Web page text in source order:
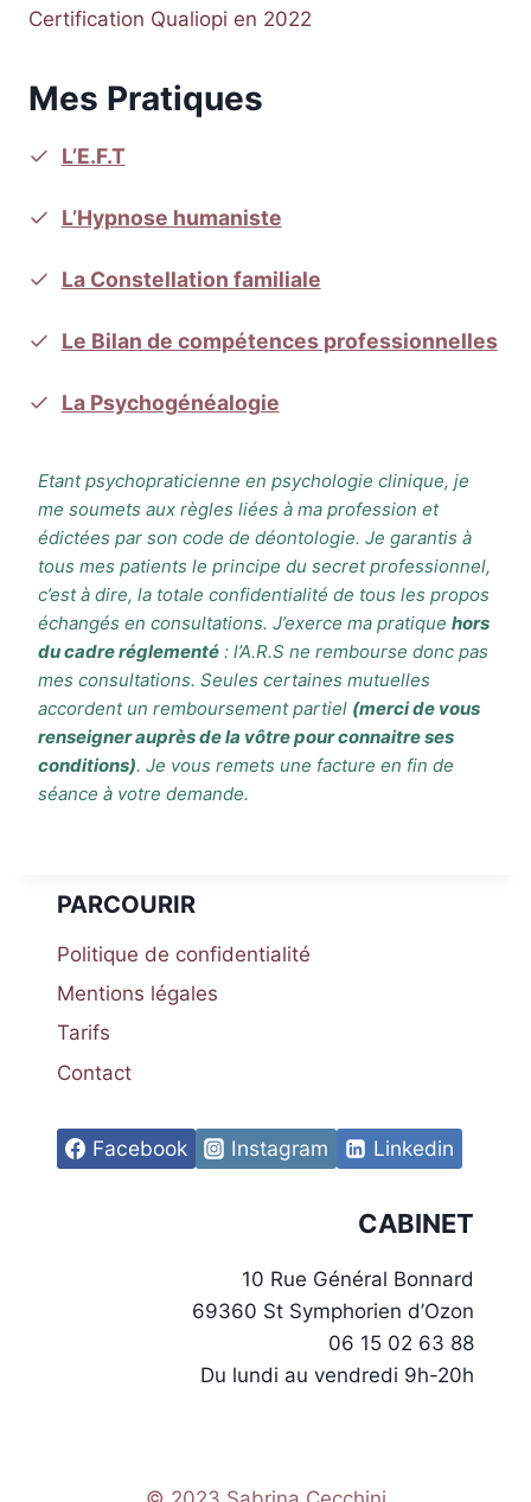
Certification Qualiopi en 2022
Mes Pratiques
L’E.F.T
L’Hypnose humaniste
La Constellation familiale
Le Bilan de compétences professionnelles
La Psychogénéalogie
Etant psychopraticienne en psychologie clinique, je
me soumets aux règles liées à ma profession et
édictées par son code de déontologie. Je garantis à
tous mes patients le principe du secret professionnel,
c’est à dire, la totale confidentialité de tous les propos
échangés en consultations. J’exerce ma pratique hors
du cadre réglementé : l’A.R.S ne rembourse donc pas
mes consultations. Seules certaines mutuelles
accordent un remboursement partiel (merci de vous
renseigner auprès de la vôtre pour connaitre ses
conditions). Je vous remets une facture en fin de
séance à votre demande.
PARCOURIR
Politique de confidentialité
Mentions légales
Tarifs
Contact
Facebook Instagram Linkedin
CABINET
10 Rue Général Bonnard
69360 St Symphorien d’Ozon
06 15 02 63 88
Du lundi au vendredi 9h-20h